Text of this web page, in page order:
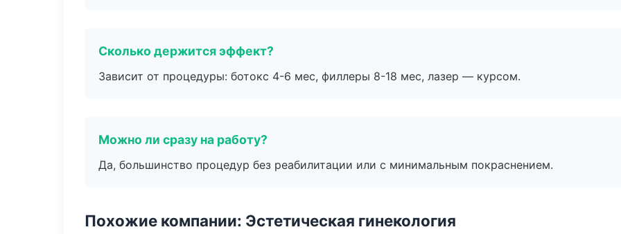
Сколько держится эффект?
Зависит от процедуры: ботокс 4-6 мес, филлеры 8-18 мес, лазер — курсом.
Можно ли сразу на работу?
Да, большинство процедур без реабилитации или с минимальным покраснением.
Похожие компании: Эстетическая гинекология